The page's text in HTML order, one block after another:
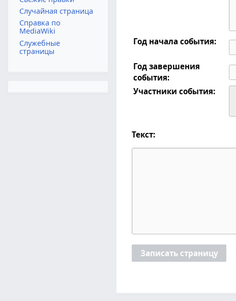
Год начала события:
Год завершения
события:
Участники события:
Текст:
Записать страницу
Случайная страница
Справка по
MediaWiki
Служебные
страницы